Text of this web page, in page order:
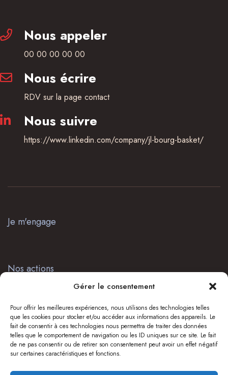
Gérer le consentement
Pour offrir les meilleures expériences, nous utilisons des technologies telles
que les cookies pour stocker et/ou accéder aux informations des appareils. Le
fait de consentir à ces technologies nous permettra de traiter des données
telles que le comportement de navigation ou les ID uniques sur ce site. Le fait
de ne pas consentir ou de retirer son consentement peut avoir un effet négatif
sur certaines caractéristiques et fonctions.
Nous appeler
00 00 00 00 00
Nous écrire
RDV sur la page contact
Nous suivre
https://www.linkedin.com/company/jl-bourg-basket/
Je m'engage
Nos actions
Presse